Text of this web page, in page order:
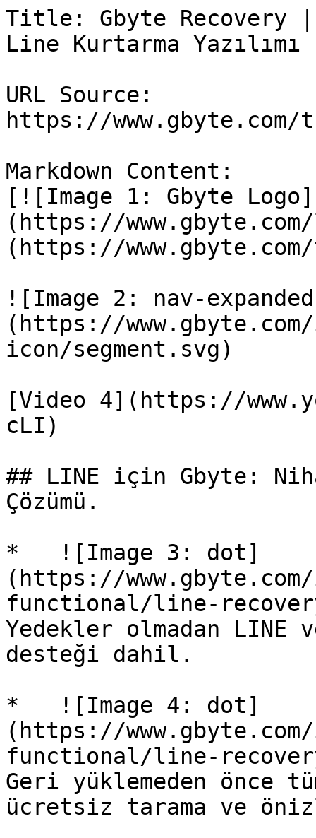
Title: Gbyte Recovery
Line Kurtarma Yazılımı
URL Source:
https://
Markdown Content:
[![Image 1: Gbyte Logo]
(https://
(https://
![Image 2: nav-
(https://www.gbyte.com/
icon/segment.svg)
[Video 4](https://
cLI)
## LINE için Gbyte:
Çözümü.
*   ![Image 3: dot]
(https://
functional/line-
Yedekler olmadan
desteği dahil.
*   ![Image 4: dot]
(https://
functional/line-
Geri yüklemeden
ücretsiz tarama ve